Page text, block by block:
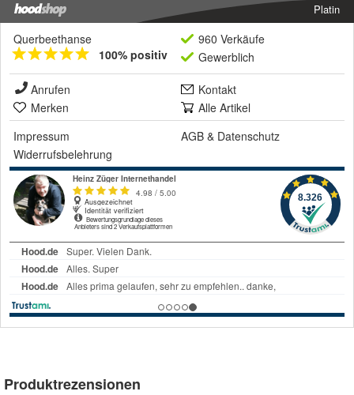
Platin
Querbeethanse
100% positiv
960 Verkäufe
Gewerblich
Anrufen
Kontakt
Merken
Alle Artikel
Impressum
AGB & Datenschutz
Widerrufsbelehrung
Produktrezensionen